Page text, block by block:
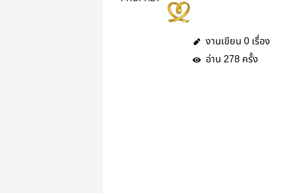
งานเขียน 0 เรื่อง
อ่าน 278 ครั้ง